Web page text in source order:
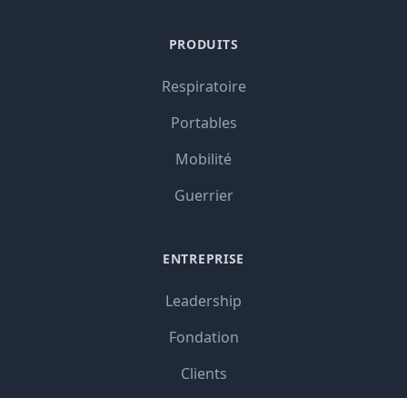
PRODUITS
Respiratoire
Portables
Mobilité
Guerrier
ENTREPRISE
Leadership
Fondation
Clients